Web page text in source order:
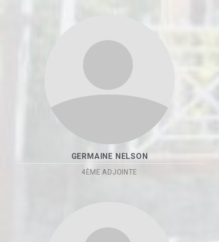
GERMAINE NELSON
4ÈME ADJOINTE